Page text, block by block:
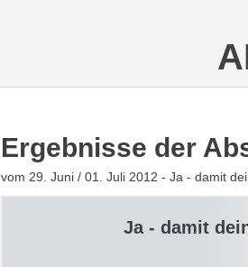
Ergebnisse der
vom 29. Juni / 01. Juli 2012 - Ja - damit
Ja - damit